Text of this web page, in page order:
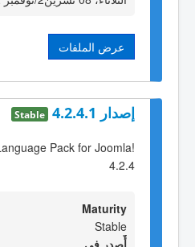
عرض الملفات
إصدار 4.2.4.1 Stable
Pack for Joomla!
4.2.4
Maturity
Stable
أٌصدر في